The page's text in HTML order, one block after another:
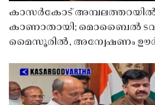
കാസർകോട്
കാണാതായി; മൊബൈൽ
മൈസൂരിൽ, അന്വേഷണം